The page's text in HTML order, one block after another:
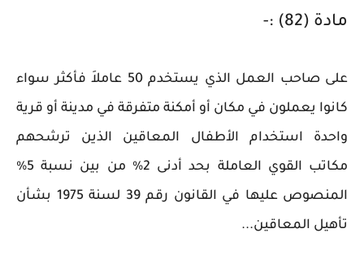
مادة (82) :-
على صاحب العمل الذي يستخدم 50 عاملاَ فأكثر سواء
كانوا يعملون في مكان أو أمكنة متفرقة في مدينة أو قرية
واحدة استخدام الأطفال المعاقين الذين ترشحهم
مكاتب القوي العاملة بحد أدنى 2% من بين نسبة 5%
المنصوص عليها في القانون رقم 39 لسنة 1975 بشأن
تأهيل المعاقين...